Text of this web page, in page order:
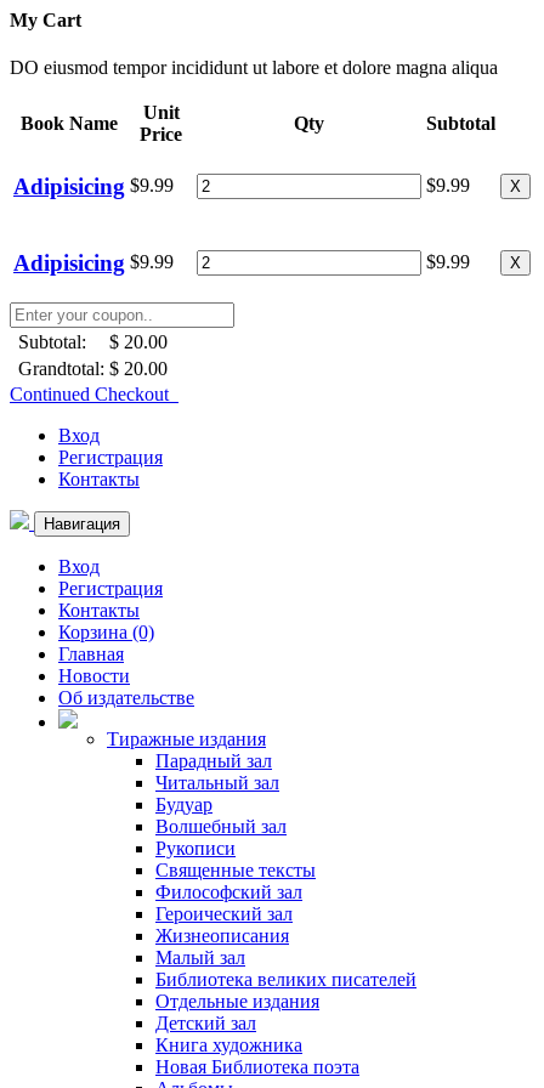
My Cart
DO eiusmod tempor incididunt ut labore et dolore magna aliqua
Book Name
Unit
Price
Qty Subtotal
Adipisicing $9.99 $9.99 X
Adipisicing $9.99 $9.99 X
Subtotal:
$ 20.00
Grandtotal: $ 20.00
Continued Checkout
Вход
Регистрация
Контакты
Навигация
Вход
Регистрация
Контакты
Корзина (0)
Главная
Новости
Об издательстве
Тиражные издания
Парадный зал
Читальный зал
Будуар
Волшебный зал
Рукописи
Священные тексты
Философский зал
Героический зал
Жизнеописания
Малый зал
Библиотека великих писателей
Отдельные издания
Детский зал
Книга художника
Новая Библиотека поэта